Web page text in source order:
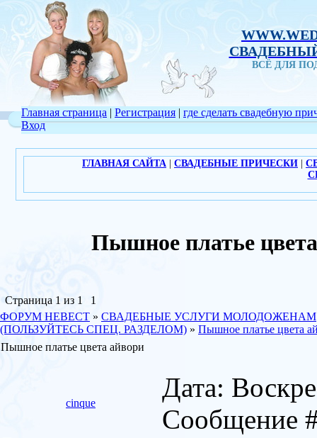
ВСЁ ДЛЯ
Главная страница | Регистрация |
Вход
где сделать свадебную
ГЛАВНАЯ САЙТА СВАДЕБНЫЕ ПРИЧЕСКИ
Пышное платье
Страница 1 из 1
1
ФОРУМ НЕВЕСТ » СВАДЕБНЫЕ УСЛУГИ МОЛОДОЖЕНАМ
(ПОЛЬЗУЙТЕСЬ СПЕЦ. РАЗДЕЛОМ) » Пышное платье цвета
Пышное платье цвета айвори
cinque
Дата:
Сообщение